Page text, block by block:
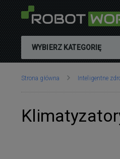
WYBIERZ KATEGORIĘ
Znajdujesz
Strona główna Inteligentne